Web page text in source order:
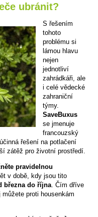
ubránit?
S řešením
tohoto
problému si
lámou hlavu
nejen
jednotliví
zahrádkáři, ale
i celé vědecké
zahraniční
týmy.
SaveBuxus
se jmenuje
francouzský
řešení na potlačení
zátěž pro životní prostředí.
pravidelnou
v době, kdy jsou tito
března do října . Čím dříve
proti housenkám